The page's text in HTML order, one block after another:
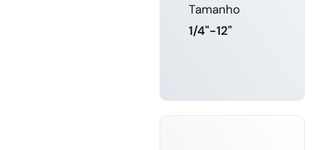
Tamanho
1/4"-12"
MAIS